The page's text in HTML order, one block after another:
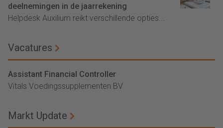
deelnemingen in de jaarrekening
Helpdesk Auxilium reikt verschillende opties...
Vacatures
Assistant Financial Controller
Vitals Voedingssupplementen BV
Markt Update